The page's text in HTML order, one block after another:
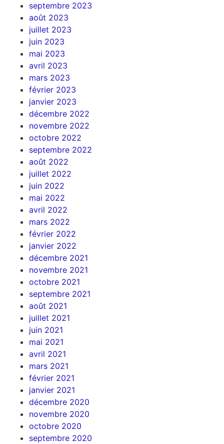
septembre 2023
août 2023
juillet 2023
juin 2023
mai 2023
avril 2023
mars 2023
février 2023
janvier 2023
décembre 2022
novembre 2022
octobre 2022
septembre 2022
août 2022
juillet 2022
juin 2022
mai 2022
avril 2022
mars 2022
février 2022
janvier 2022
décembre 2021
novembre 2021
octobre 2021
septembre 2021
août 2021
juillet 2021
juin 2021
mai 2021
avril 2021
mars 2021
février 2021
janvier 2021
décembre 2020
novembre 2020
octobre 2020
septembre 2020